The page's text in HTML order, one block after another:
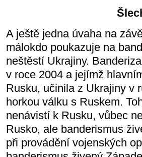
A ještě jedna úvaha na
málokdo poukazuje na
neštěstí Ukrajiny.
v roce 2004 a jejímž
Rusku, učinila z Ukrajiny v
horkou válku s Ruskem.
nenávistí k Rusku, vůbec
Rusko, ale banderismus
při provádění vojenských